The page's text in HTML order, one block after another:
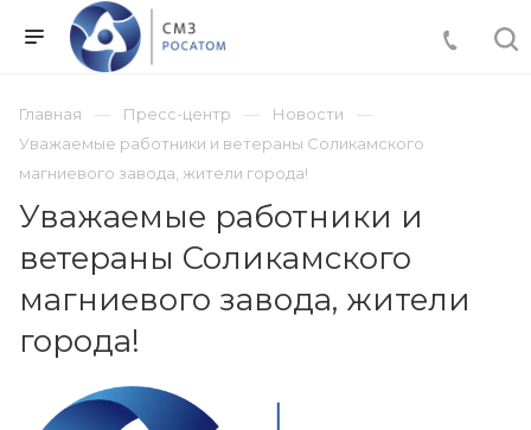
Главная Пресс-центр
Новости
Уважаемые работники и ветераны Соликамского
магниевого завода, жители города!
Уважаемые работники и
ветераны Соликамского
магниевого завода, жители
города!